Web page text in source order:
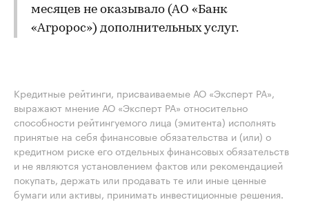
месяцев не оказывало (АО «Банк
«Агророс») дополнительных услуг.
Кредитные рейтинги, присваиваемые АО «Эксперт РА»,
выражают мнение АО «Эксперт РА» относительно
способности рейтингуемого лица (эмитента) исполнять
принятые на себя финансовые обязательства и (или) о
кредитном риске его отдельных финансовых обязательств
и не являются установлением фактов или рекомендацией
покупать, держать или продавать те или иные ценные
бумаги или активы, принимать инвестиционные решения.